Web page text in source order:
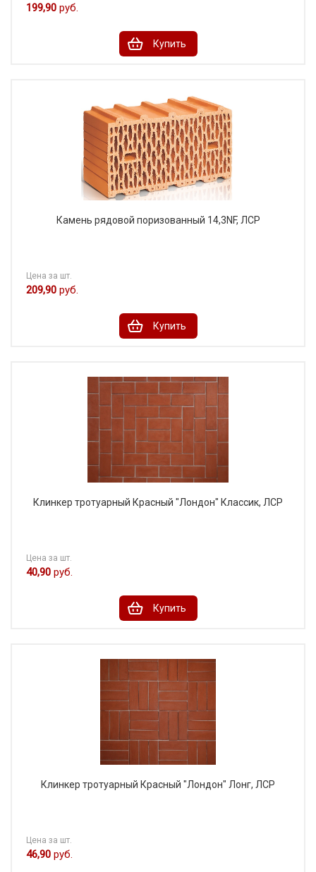
199,90 руб.
Купить
Камень рядовой поризованный 14,3NF, ЛСР
Цена за шт.
209,90 руб.
Купить
Клинкер тротуарный Красный "Лондон" Классик, ЛСР
Цена за шт.
40,90 руб.
Купить
Клинкер тротуарный Красный "Лондон" Лонг, ЛСР
Цена за шт.
46,90 руб.